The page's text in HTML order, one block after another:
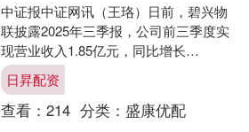
中证报中证网讯（王珞）日前，碧兴物
联披露2025年三季报，公司前三季度实
现营业收入1.85亿元，同比增长
13.11%；归属上市公司股东的净利润亏
损4031.59....
日昇配资
查看： 214 分类： 盛康优配